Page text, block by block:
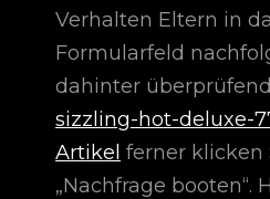
Verhalten Eltern in
Formularfeld
dahinter
sizzling-hot-deluxe-
Artikel ferner klicken
„Nachfrage booten“.